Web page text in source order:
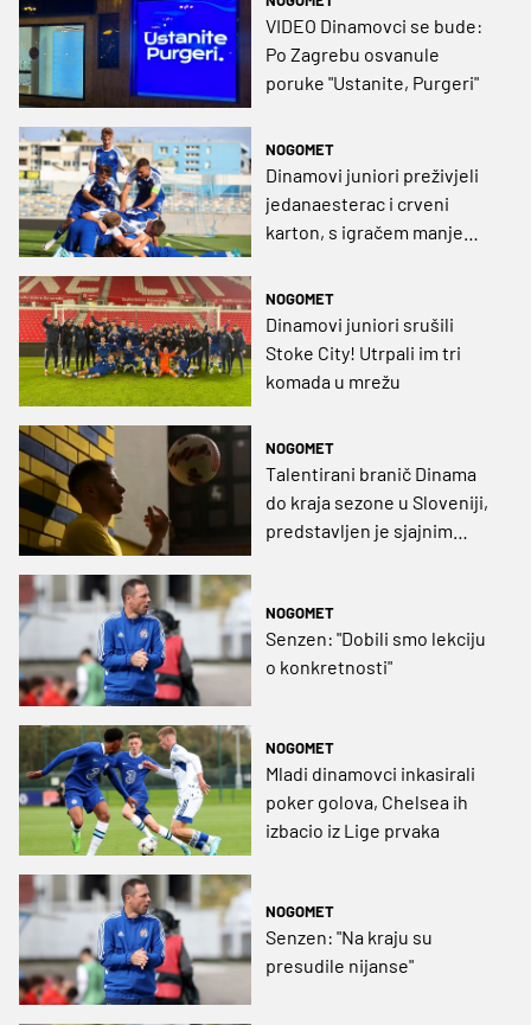
VIDEO Dinamovci se bude:
Po Zagrebu osvanule
poruke "Ustanite, Purgeri"
NOGOMET
Dinamovi juniori preživjeli
jedanaesterac i crveni
karton, s igračem manje
NOGOMET
Dinamovi juniori srušili
Stoke City! Utrpali im tri
komada u mrežu
NOGOMET
Talentirani branič Dinama
do kraja sezone u Sloveniji,
predstavljen je sjajnim
NOGOMET
Senzen: "Dobili smo lekciju
o konkretnosti"
NOGOMET
Mladi dinamovci inkasirali
poker golova, Chelsea ih
izbacio iz Lige prvaka
NOGOMET
Senzen: "Na kraju su
presudile nijanse"